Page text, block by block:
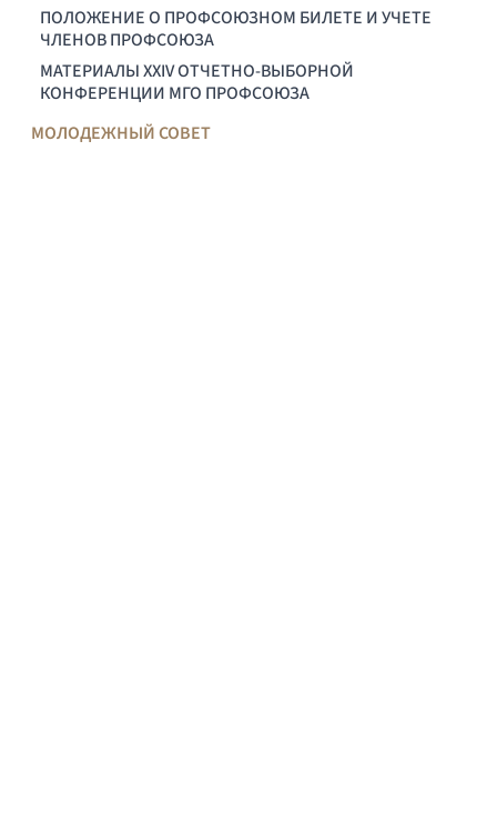
ПОЛОЖЕНИЕ О ПРОФСОЮЗНОМ БИЛЕТЕ И УЧЕТЕ
ЧЛЕНОВ ПРОФСОЮЗА
МАТЕРИАЛЫ XXIV ОТЧЕТНО-ВЫБОРНОЙ
КОНФЕРЕНЦИИ МГО ПРОФСОЮЗА
МОЛОДЕЖНЫЙ СОВЕТ